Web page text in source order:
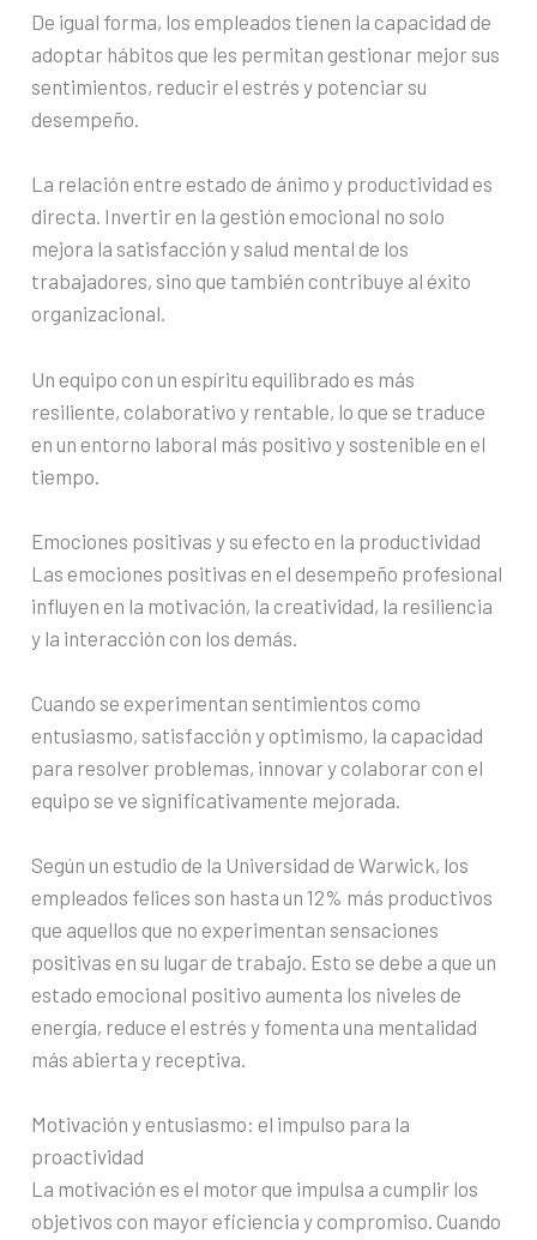
De igual forma, los empleados tienen la capacidad de
adoptar hábitos que les permitan gestionar mejor sus
sentimientos, reducir el estrés y potenciar su
desempeño.
La relación entre estado de ánimo y productividad es
directa. Invertir en la gestión emocional no solo
mejora la satisfacción y salud mental de los
trabajadores, sino que también contribuye al éxito
organizacional.
Un equipo con un espíritu equilibrado es más
resiliente, colaborativo y rentable, lo que se traduce
en un entorno laboral más positivo y sostenible en el
tiempo.
Emociones positivas y su efecto en la productividad
Las emociones positivas en el desempeño profesional
influyen en la motivación, la creatividad, la resiliencia
y la interacción con los demás.
Cuando se experimentan sentimientos como
entusiasmo, satisfacción y optimismo, la capacidad
para resolver problemas, innovar y colaborar con el
equipo se ve significativamente mejorada.
Según un estudio de la Universidad de Warwick, los
empleados felices son hasta un 12% más productivos
que aquellos que no experimentan sensaciones
positivas en su lugar de trabajo. Esto se debe a que un
estado emocional positivo aumenta los niveles de
energía, reduce el estrés y fomenta una mentalidad
más abierta y receptiva.
Motivación y entusiasmo: el impulso para la
proactividad
La motivación es el motor que impulsa a cumplir los
objetivos con mayor eficiencia y compromiso. Cuando